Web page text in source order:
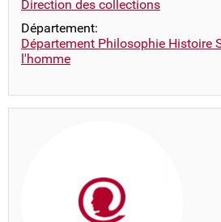
Direction des collections
Département:
Département Philosophie Histoire
l'homme